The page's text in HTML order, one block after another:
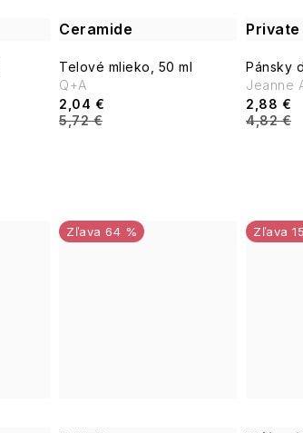
Ceramide
Telové mlieko, 50 ml
2,04 €
5,72 €
Q+A
Private
Pánsky
2,88 €
4,82 €
Jeanne
64 %